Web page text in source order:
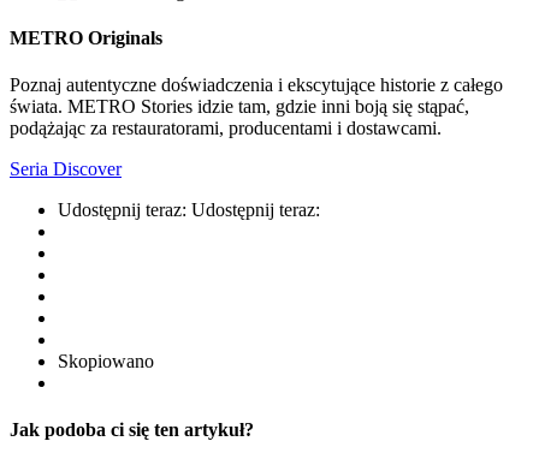
METRO Originals
Poznaj autentyczne doświadczenia i ekscytujące historie z całego
świata. METRO Stories idzie tam, gdzie inni boją się stąpać,
podążając za restauratorami, producentami i dostawcami.
Seria Discover
Udostępnij teraz: Udostępnij teraz:
Skopiowano
Jak podoba ci się ten artykuł?